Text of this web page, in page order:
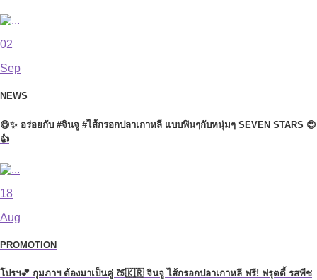
02
Sep
NEWS
😋✨ อร่อยกับ #จินจู #ไส้กรอกปลาเกาหลี แบบฟินๆกับหนุ่มๆ SEVEN STARS 😍
👍
18
Aug
PROMOTION
โปรฯ💕 กุมภาฯ ต้องมาเป็นคู่ 🍑🇰🇷 จินจู ไส้กรอกปลาเกาหลี ฟรี! ฟรุตตี้ รสพีช